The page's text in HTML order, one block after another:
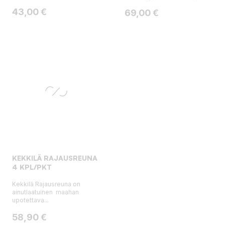
Hinta
43,00 € Hinta
69,00 €
KEKKILÄ RAJAUSREUNA
4 KPL/PKT
Kekkilä Rajausreuna on
ainutlaatuinen maahan
upotettava...
Hinta
58,90 €